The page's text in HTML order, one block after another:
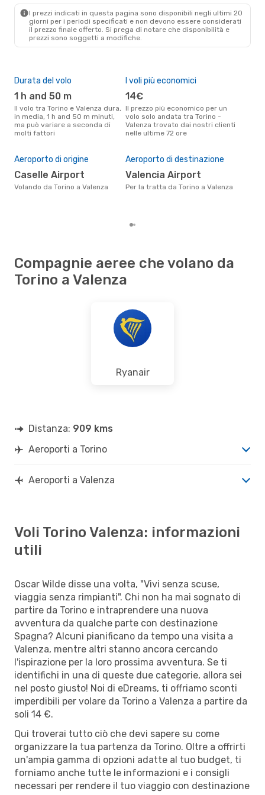
I prezzi indicati in questa pagina sono disponibili negli ultimi 20
giorni per i periodi specificati e non devono essere considerati
il ​​prezzo finale offerto. Si prega di notare che disponibilità e
prezzi sono soggetti a modifiche.
Durata del volo
1 h and 50 m
Il volo tra Torino e Valenza dura,
in media, 1 h and 50 m minuti,
ma può variare a seconda di
molti fattori
I voli più economici
14€
Il prezzo più economico per un
volo solo andata tra Torino -
Valenza trovato dai nostri clienti
nelle ultime 72 ore
Aeroporto di origine
Caselle Airport
Volando da Torino a Valenza
Aeroporto di destinazione
Valencia Airport
Per la tratta da Torino a Valenza
Compagnie aeree che volano da
Torino a Valenza
Ryanair
Distanza: 909 kms
Aeroporti a Torino
Aeroporti a Valenza
Voli Torino Valenza: informazioni
utili
Oscar Wilde disse una volta, "Vivi senza scuse,
viaggia senza rimpianti". Chi non ha mai sognato di
partire da Torino e intraprendere una nuova
avventura da qualche parte con destinazione
Spagna? Alcuni pianificano da tempo una visita a
Valenza, mentre altri stanno ancora cercando
l'ispirazione per la loro prossima avventura. Se ti
identifichi in una di queste due categorie, allora sei
nel posto giusto! Noi di eDreams, ti offriamo sconti
imperdibili per volare da Torino a Valenza a partire da
soli 14 €.
Qui troverai tutto ciò che devi sapere su come
organizzare la tua partenza da Torino. Oltre a offrirti
un'ampia gamma di opzioni adatte al tuo budget, ti
forniamo anche tutte le informazioni e i consigli
necessari per rendere il tuo viaggio con destinazione